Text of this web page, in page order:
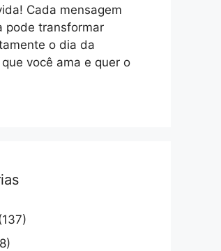
Cada mensagem
pode transformar
o dia da
você ama e quer o